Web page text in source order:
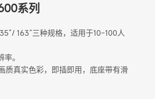
系列
163“三种规格，适用于10-100人
。
质真实色彩，即插即用，底座带有滑